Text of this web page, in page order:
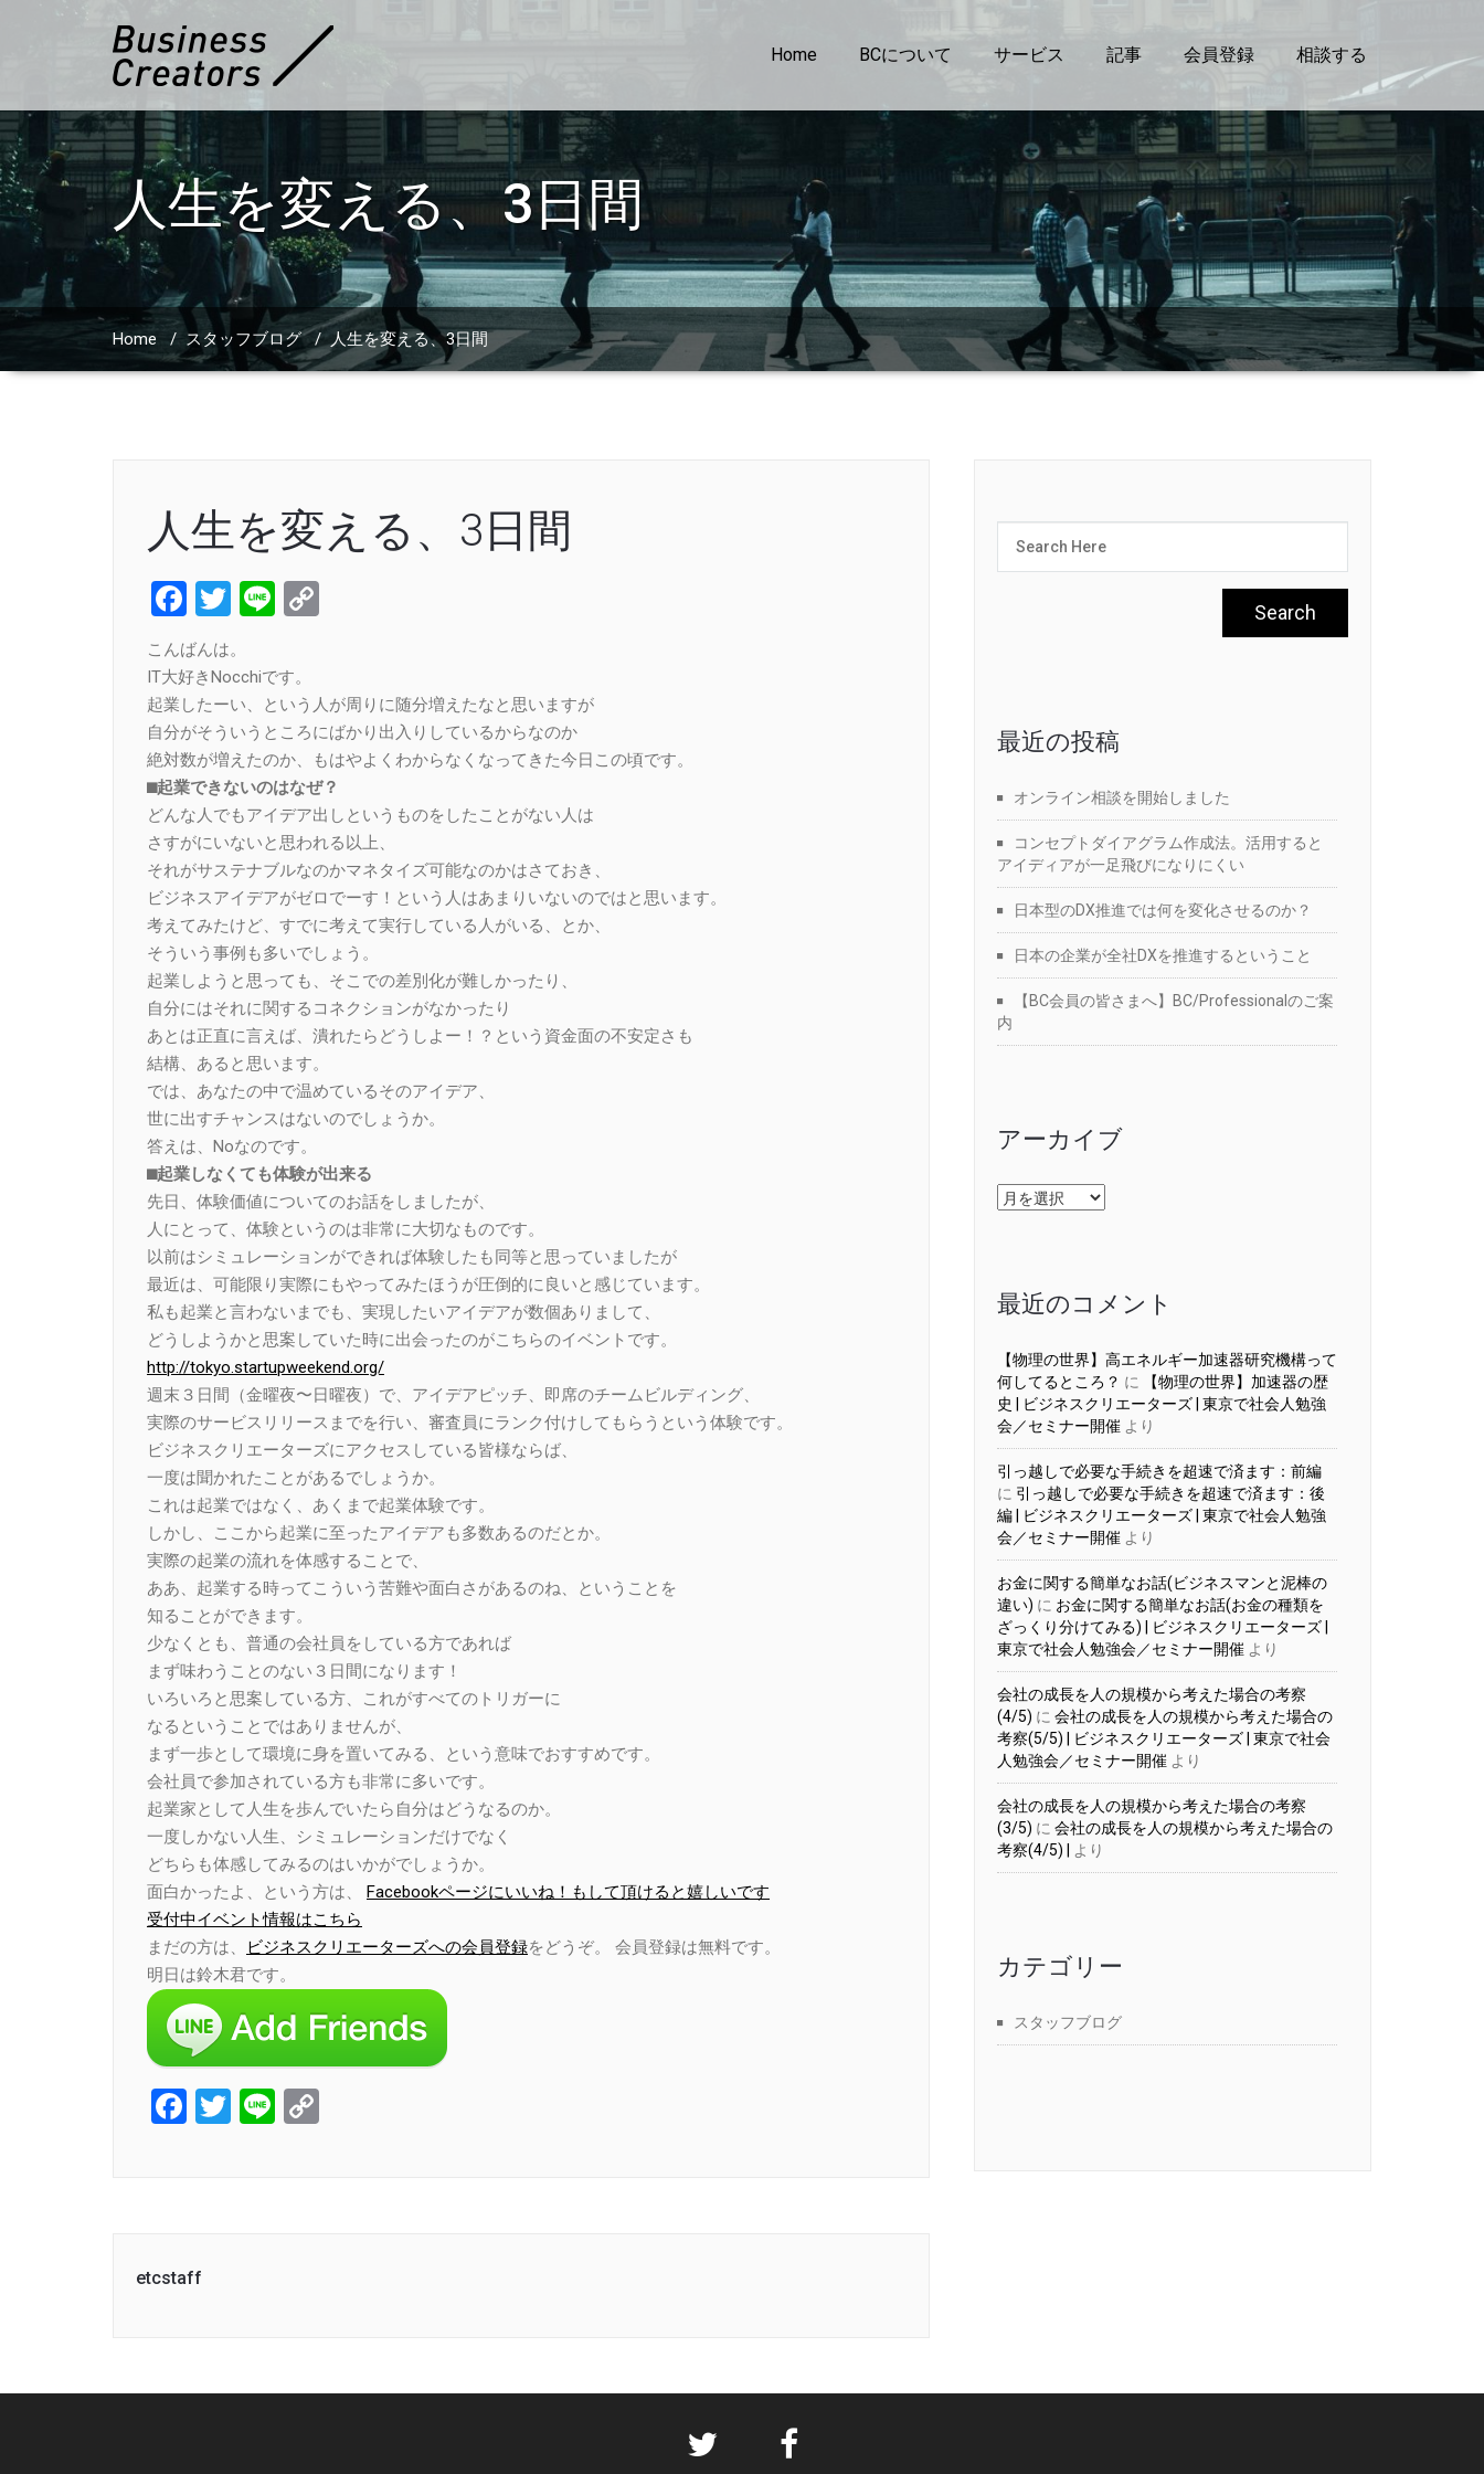
Home BCについて サービス 記事 会員登録 相談する
人生を変える、3日間
Home / スタッフブログ/ 人生を変える、3日間
人生を変える、3日間
Facebook
Twitter
Line
こんばんは。
IT大好きNocchiです。
起業したーい、という人が周りに随分増えたなと思いますが
自分がそういうところにばかり出入りしているからなのか
絶対数が増えたのか、もはやよくわからなくなってきた今日この頃です。
⬛︎起業できないのはなぜ？
どんな人でもアイデア出しというものをしたことがない人は
さすがにいないと思われる以上、
それがサステナブルなのかマネタイズ可能なのかはさておき、
ビジネスアイデアがゼロでーす！という人はあまりいないのではと思います。
考えてみたけど、すでに考えて実行している人がいる、とか、
そういう事例も多いでしょう。
起業しようと思っても、そこでの差別化が難しかったり、
自分にはそれに関するコネクションがなかったり
あとは正直に言えば、潰れたらどうしよー！？という資金面の不安定さも
結構、あると思います。
では、あなたの中で温めているそのアイデア、
世に出すチャンスはないのでしょうか。
答えは、Noなのです。
⬛︎起業しなくても体験が出来る
先日、体験価値についてのお話をしましたが、
人にとって、体験というのは非常に大切なものです。
以前はシミュレーションができれば体験したも同等と思っていましたが
最近は、可能限り実際にもやってみたほうが圧倒的に良いと感じています。
私も起業と言わないまでも、実現したいアイデアが数個ありまして、
どうしようかと思案していた時に出会ったのがこちらのイベントです。
http://tokyo.startupweekend.org/
週末３日間（金曜夜〜日曜夜）で、アイデアピッチ、即席のチームビルディング、
実際のサービスリリースまでを行い、審査員にランク付けしてもらうという体験です。
ビジネスクリエーターズにアクセスしている皆様ならば、
一度は聞かれたことがあるでしょうか。
これは起業ではなく、あくまで起業体験です。
しかし、ここから起業に至ったアイデアも多数あるのだとか。
実際の起業の流れを体感することで、
ああ、起業する時ってこういう苦難や面白さがあるのね、ということを
知ることができます。
少なくとも、普通の会社員をしている方であれば
まず味わうことのない３日間になります！
いろいろと思案している方、これがすべてのトリガーに
なるということではありませんが、
まず一歩として環境に身を置いてみる、という意味でおすすめです。
会社員で参加されている方も非常に多いです。
起業家として人生を歩んでいたら自分はどうなるのか。
一度しかない人生、シミュレーションだけでなく
どちらも体感してみるのはいかがでしょうか。
面白かったよ、という方は、
Facebookページにいいね！もして頂けると嬉しいです
受付中イベント情報はこちら
まだの方は、
ビジネスクリエーターズへの会員登録をどうぞ。 会員登録は無料です。
明日は鈴木君です。
Facebook
Twitter
Line
etcstaff
最近の投稿
オンライン相談を開始しました
コンセプトダイアグラム作成法。活用すると
アイディアが一足飛びになりにくい
日本型のDX推進では何を変化させるのか？
日本の企業が全社DXを推進するということ
【BC会員の皆さまへ】BC/Professionalのご案
内
アーカイブ
ア
ー
最近のコメント
【物理の世界】高エネルギー加速器研究機構って
何してるところ？ に
【物理の世界】加速器の歴
史 | ビジネスクリエーターズ | 東京で社会人勉強
会／セミナー開催 より
引っ越しで必要な手続きを超速で済ます：前編
に 引っ越しで必要な手続きを超速で済ます：後
編 | ビジネスクリエーターズ | 東京で社会人勉強
会／セミナー開催 より
お金に関する簡単なお話(ビジネスマンと泥棒の
違い) に お金に関する簡単なお話(お金の種類を
ざっくり分けてみる) | ビジネスクリエーターズ |
東京で社会人勉強会／セミナー開催 より
会社の成長を人の規模から考えた場合の考察
(4/5) に 会社の成長を人の規模から考えた場合の
考察(5/5) | ビジネスクリエーターズ | 東京で社会
人勉強会／セミナー開催 より
会社の成長を人の規模から考えた場合の考察
(3/5) に 会社の成長を人の規模から考えた場合の
考察(4/5) |
より
カテゴリー
スタッフブログ